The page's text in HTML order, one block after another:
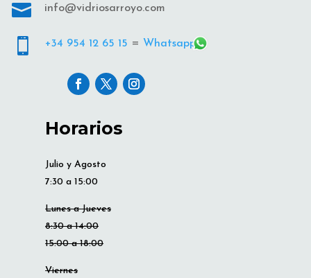
 info@vidriosarroyo.com
 +34 954 12 65 15 = Whatsapp
Horarios
Julio y Agosto
7:30 a 15:00
Lunes a Jueves
8:30 a 14:00
15:00 a 18:00
Viernes